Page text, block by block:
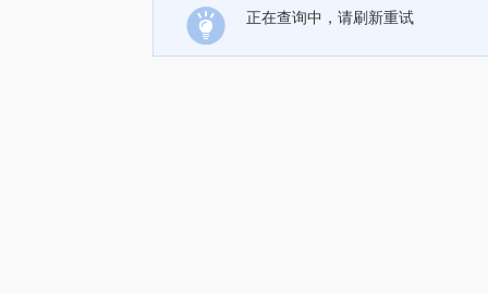
正在查询中，请刷新重试